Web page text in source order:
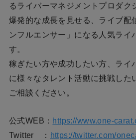
るライバーマネジメントプロダク
爆発的な成長を見せる、ライブ配
ンフルエンサー」になる人気ライ
す。
稼ぎたい方や成功したい方、ライ
に様々なタレント活動に挑戦した
ご相談ください。
公式WEB： https://www.one-
Twitter ： https://twitter.com/